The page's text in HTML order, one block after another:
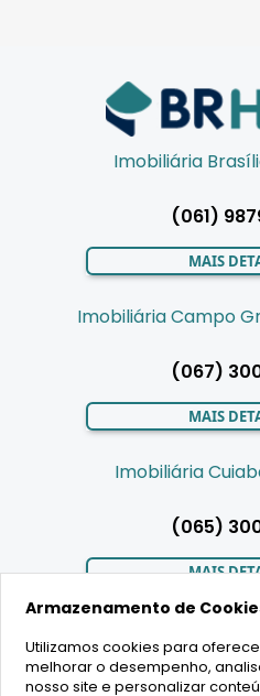
Imobiliária
(061)
MAIS
Imobiliária Campo
(067)
MAIS
Imobiliária
(065)
MAIS
LIGAMOS
Armazenamento de
Utilizamos cookies para
melhorar o desempenho,
nosso site e personalizar